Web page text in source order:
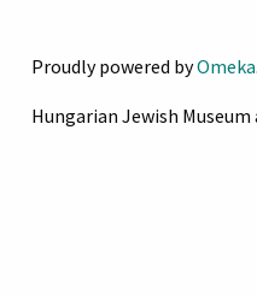
אהד בראנו
mindnyájunknak, nemde
Proudly powered byOmeka.
Hungarian Jewish Museum